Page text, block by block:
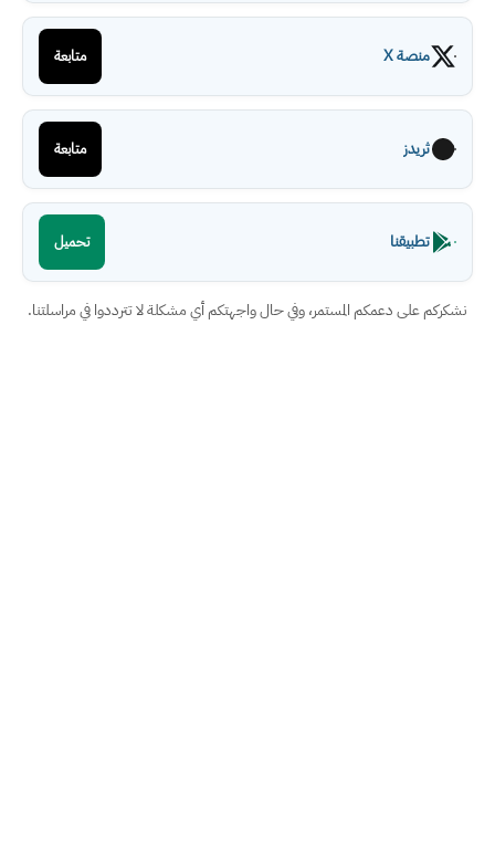
منصة X متابعة
ثريدز متابعة
تطبيقنا تحميل
نشكركم على دعمكم المستمر، وفي حال واجهتكم أي مشكلة لا تترددوا في مراسلتنا.